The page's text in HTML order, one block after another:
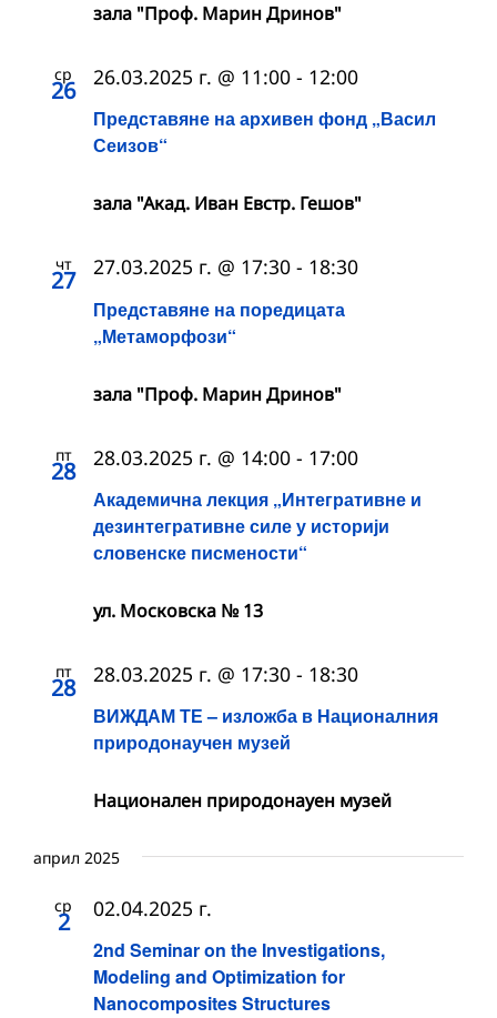
зала "Проф. Марин Дринов"
ср
26
Представяне на архивен фонд „Васил
Сеизов“
26.03.2025 г. @ 11:00 - 12:00
зала "Акад. Иван Евстр. Гешов"
чт
27
Представяне на поредицата
„Метаморфози“
27.03.2025 г. @ 17:30 - 18:30
зала "Проф. Марин Дринов"
пт
28
Академична лекция „Интегративне и
дезинтегративне силе у историји
словенске писмености“
28.03.2025 г. @ 14:00 - 17:00
ул. Московска № 13
пт
28
ВИЖДАМ ТЕ – изложба в Националния
природонаучен музей
28.03.2025 г. @ 17:30 - 18:30
Национален природонауен музей
април 2025
ср
2
2nd Seminar on the Investigations,
Modeling and Optimization for
Nanocomposites Structures
02.04.2025 г.